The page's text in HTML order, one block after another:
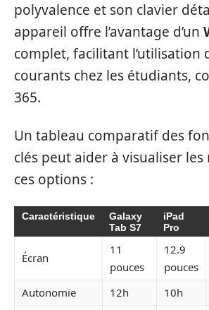
polyvalence et son clavier
appareil offre l’avantage d’un
complet, facilitant l’utilisation
courants chez les étudiants,
365.
Un tableau comparatif des
clés peut aider à visualiser
ces options :
Caractéristique
Galaxy
Tab S7
iPad
Pro
Écran
11
pouces
12.9
pouces
Autonomie 12h 10h